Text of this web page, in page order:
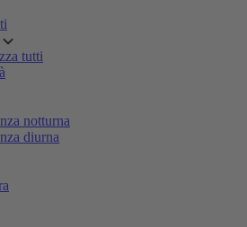
tutti
notturna
diurna